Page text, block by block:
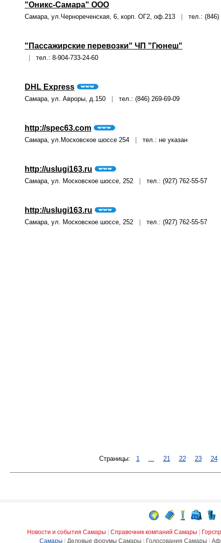
"Оникс-Самара" ООО
Самара, ул.Чернореченская, 6, корп. ОГ2, оф.213 тел.: (846)
"Пассажирские перевозки" ЧП "Гюнеш"
тел.: 8-904-733-24-60
DHL Express
Самара, ул. Авроры, д.150 тел.: (846) 269-69-09
http://spec63.com
Самара, ул.Московское шоссе 254 тел.: не указан
http://uslugi163.ru
Самара, ул. Московское шоссе, 252 тел.: (927) 762-55-57
http://uslugi163.ru
Самара, ул. Московское шоссе, 252 тел.: (927) 762-55-57
Страницы: 1 ... 21 22 23 24
Новости и события Самары Справочник компаний Самары
Самары
Деловые форумы Самары Голосования Самары